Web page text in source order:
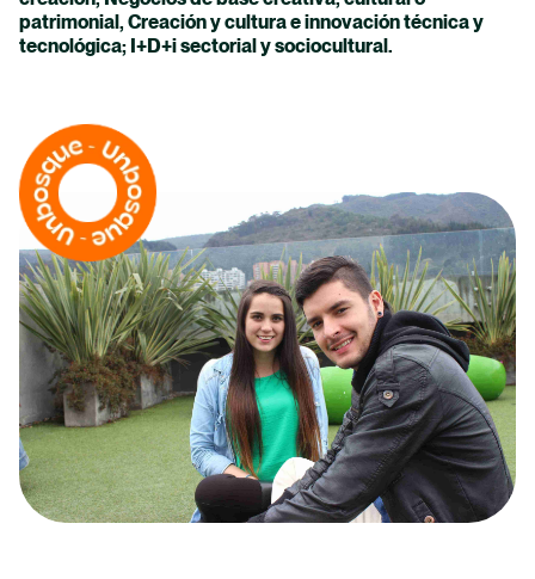
patrimonial, Creación y cultura e innovación técnica y
tecnológica; I+D+i sectorial y sociocultural.